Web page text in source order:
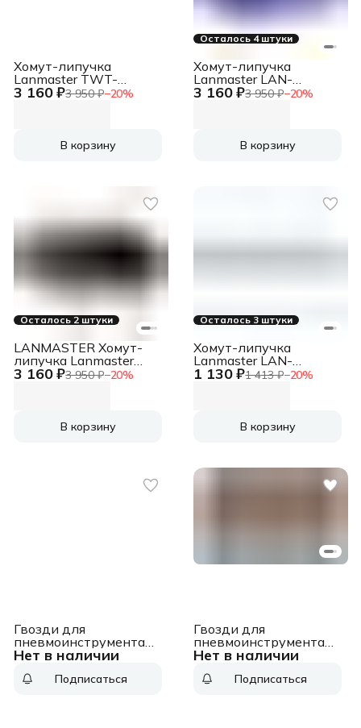
3 160 ₽3 950 ₽−20%
Хомут-липучка
Lanmaster TWT-
VCM30M-BL
В корзину
Осталось 4 штуки
3 160 ₽3 950 ₽−20%
Хомут-липучка
Lanmaster LAN-
VCM30M-BL
помещений синий
В корзину
Осталось 2 штуки
3 160 ₽3 950 ₽−20%
LANMASTER Хомут-
липучка Lanmaster
LAN-VCM30M-BK
помещений черный
В корзину
Осталось 3 штуки
1 130 ₽1 413 ₽−20%
Хомут-липучка
Lanmaster LAN-
VCM310-BK 310x16мм
В корзину
Нет в наличии
Гвозди для
пневмоинструмента
Fubag 140144.1
Подписаться
Нет в наличии
Гвозди для
пневмоинструмента
Matrix 57616 серый
Подписаться